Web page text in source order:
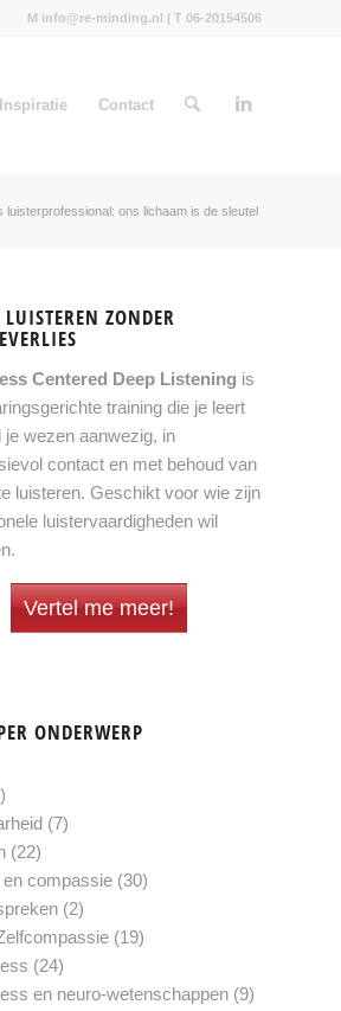
M info@re-minding.nl | T 06-20154506
Inspiratie Contact
luisterprofessional: ons lichaam is de sleutel
LUISTEREN ZONDER
Centered Deep Listening is
training die je leert
je wezen aanwezig, in
contact en met behoud van
luisteren. Geschikt voor wie zijn
luistervaardigheden wil
Vertel me meer!
ONDERWERP
(7)
(22)
en compassie (30)
(2)
(19)
(24)
en neuro-wetenschappen (9)